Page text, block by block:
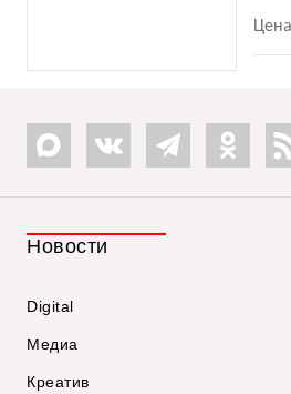
Новости
Digital
Медиа
Креатив